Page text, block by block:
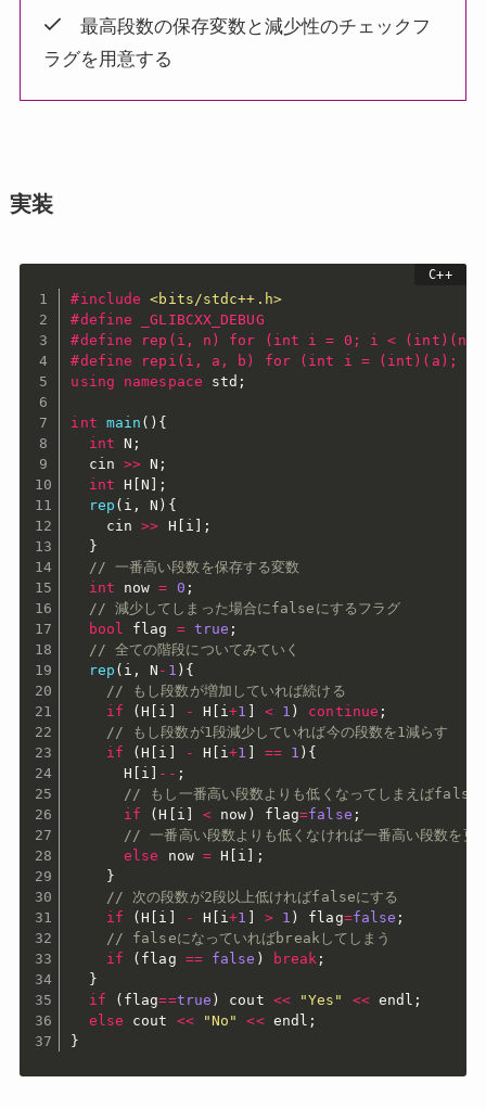
最高段数の保存変数と減少性のチェックフ
ラグを用意する
実装
#include
<bits/stdc++.h>
#define _GLIBCXX_DEBUG
#define rep(i, n) for (int i = 0; i < (int)(n);
#define repi(i, a, b) for (int i = (int)(a); i
using
namespace std ;
int main ( ) {
int N ;
  cin
>> N ;
int H [N
;
rep ( i , N ) {
    cin
>> H i
;
}
// 一番高い段数を保存する変数
int now = 0 ;
// 減少してしまった場合にfalseにするフラグ
bool
flag = true ;
// 全ての階段についてみていく
rep ( i , N - 1 ) {
// もし段数が増加していれば続ける
if
(H i - H i+1 < 1 ) continue ;
// もし段数が1段減少していれば今の段数を1減らす
if
(H i - H i+1 == 1 ) {
      H
i -- ;
// もし一番高い段数よりも低くなってしまえばfalse
if
(H i < now ) flag=false ;
// 一番高い段数よりも低くなければ一番高い段数を更
else now = H i
;
}
// 次の段数が2段以上低ければfalseにする
if
(H i - H i+1 > 1 ) flag=false ;
// falseになっていればbreakしてしまう
if
( flag == false ) break ;
}
if
( flag==true ) cout << "Yes" << endl ;
else cout << "No" << endl ;
}